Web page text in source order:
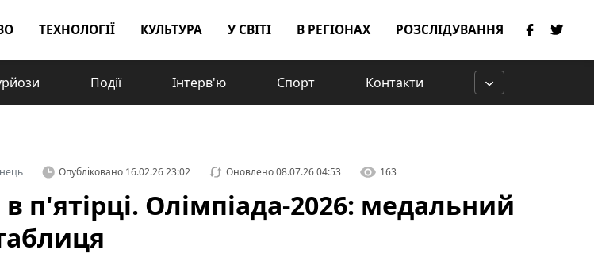
ТЕХНОЛОГІЇ КУЛЬТУРА У СВІТІ В РЕГІОНАХ РОЗСЛІДУВАННЯ
Події Інтерв'ю Спорт Контакти
Опубліковано16.02.26 23:02 Оновлено08.07.26 04:53 163
в п'ятірці. Олімпіада-2026: медальний